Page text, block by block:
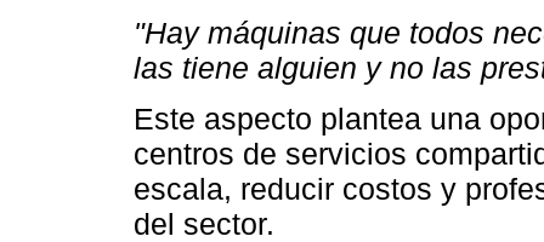
"Hay máquinas que todos
las tiene alguien y no las
Este aspecto plantea una
centros de servicios
escala, reducir costos y
del sector.